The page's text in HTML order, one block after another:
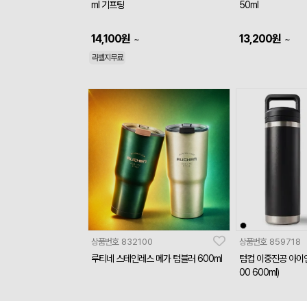
ml 기프팅
14,100원 ~
라벨지무료
50ml
13,200원 ~
상품번호 832100
루티네 스테인레스 메가 텀블러 600ml
상품번호 859718
텀컵 이중진공 아
00 600ml)